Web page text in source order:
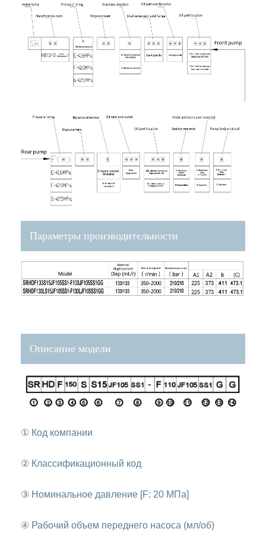
Параметры производительности
Описание модели
① Код компании
② Классификационный код
③ Номинальное давление [F: 20 МПа]
④ Рабочий объем переднего насоса (мл/об)